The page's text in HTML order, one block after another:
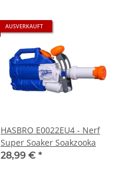
AUSVERKAUFT
HASBRO E0022EU4 - Nerf
Super Soaker Soakzooka
28,99 € *